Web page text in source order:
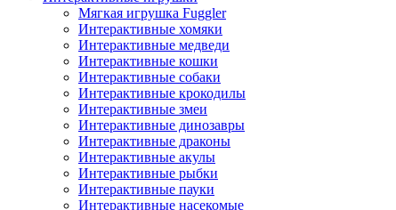
Мягкая игрушка Fuggler
Интерактивные хомяки
Интерактивные медведи
Интерактивные кошки
Интерактивные собаки
Интерактивные крокодилы
Интерактивные змеи
Интерактивные динозавры
Интерактивные драконы
Интерактивные акулы
Интерактивные рыбки
Интерактивные пауки
Интерактивные насекомые